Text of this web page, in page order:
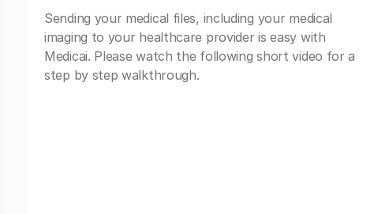
Sending your medical files, including your medical
imaging to your healthcare provider is easy with
Medicai. Please watch the following short video for a
step by step walkthrough.